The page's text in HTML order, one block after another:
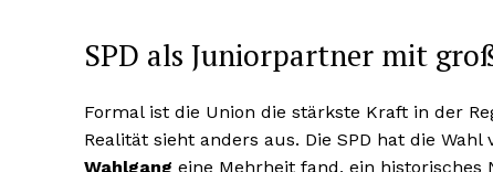
SPD als Juniorpartner mit
Formal ist die Union die stärkste Kraft in der
Realität sieht anders aus. Die SPD hat die
Wahlgang eine Mehrheit fand, ein historisches